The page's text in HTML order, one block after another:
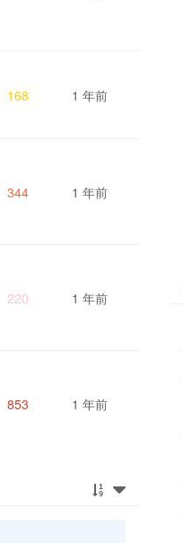
168 1 年前
344 1 年前
220 1 年前
853 1 年前